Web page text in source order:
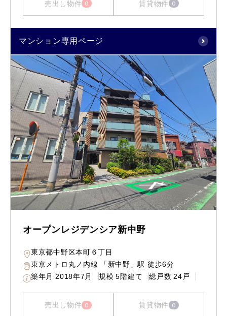
売出し物件 0 賃貸物件 0
マンション専用ページ
オープンレジデンシア新中野
東京都中野区本町６丁目
東京メトロ丸ノ内線 「新中野」駅 徒歩6分
築年月 2018年7月 規模 5階建て 総戸数 24戸
売出し物件 0 賃貸物件 0